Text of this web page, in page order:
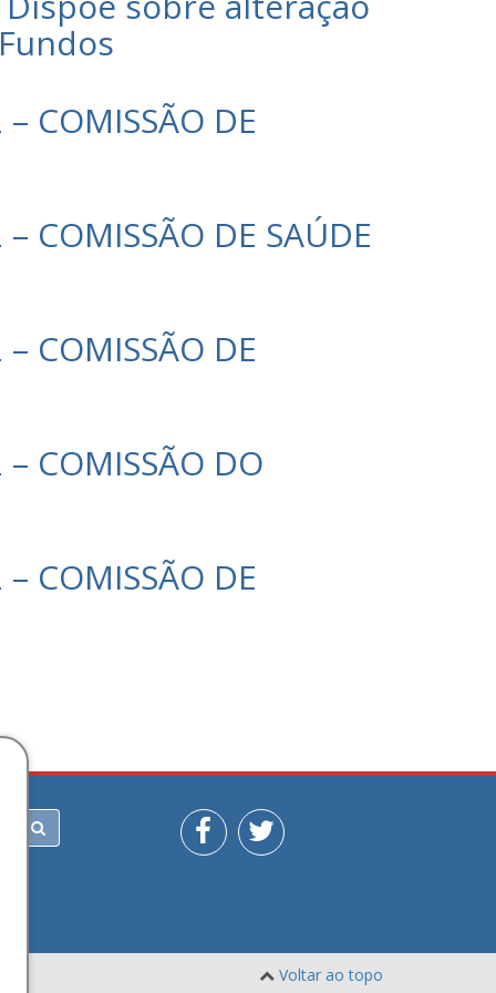
COMISSÃO DE
COMISSÃO DE SAÚDE
COMISSÃO DE
COMISSÃO DO
COMISSÃO DE
Voltar ao topo